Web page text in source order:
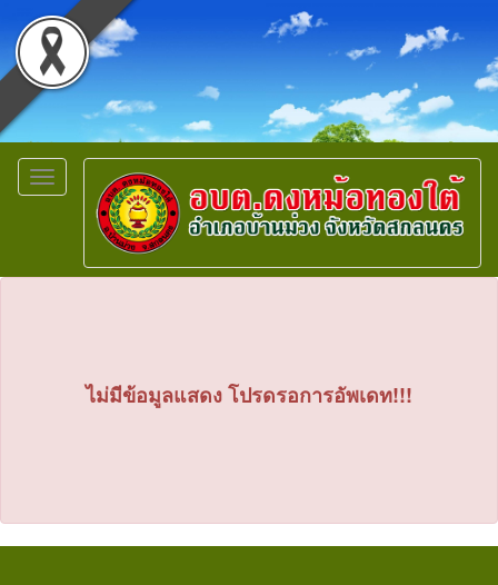
Toggle
navigation
ไม่มีข้อมูลแสดง โปรดรอการอัพเดท!!!